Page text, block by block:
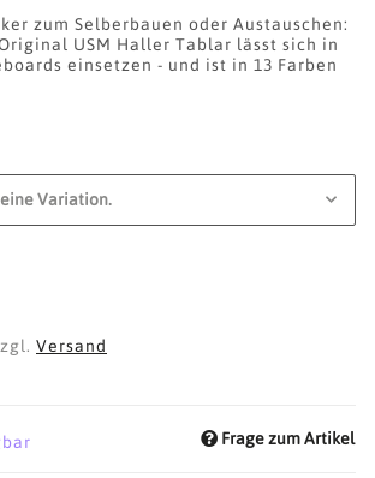
zum Selberbauen oder Austauschen:
USM Haller Tablar lässt sich in
einsetzen - und ist in 13 Farben
Variation.
Versand
Frage zum Artikel